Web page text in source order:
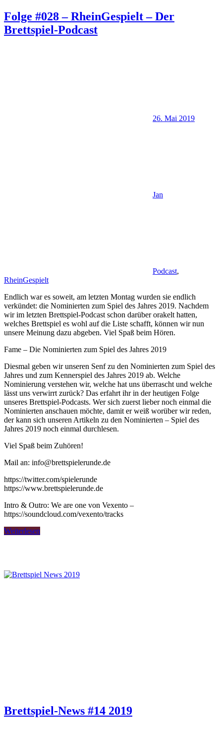
Folge #028 – RheinGespielt – Der
Brettspiel-Podcast
26. Mai 2019
Jan
Podcast,
RheinGespielt
Endlich war es soweit, am letzten Montag wurden sie endlich
verkündet: die Nominierten zum Spiel des Jahres 2019. Nachdem
wir im letzten Brettspiel-Podcast schon darüber orakelt hatten,
welches Brettspiel es wohl auf die Liste schafft, können wir nun
unsere Meinung dazu abgeben. Viel Spaß beim Hören.
Fame – Die Nominierten zum Spiel des Jahres 2019
Diesmal geben wir unseren Senf zu den Nominierten zum Spiel des
Jahres und zum Kennerspiel des Jahres 2019 ab. Welche
Nominierung verstehen wir, welche hat uns überrascht und welche
lässt uns verwirrt zurück? Das erfahrt ihr in der heutigen Folge
unseres Brettspiel-Podcasts. Wer sich zuerst lieber noch einmal die
Nominierten anschauen möchte, damit er weiß worüber wir reden,
der kann sich unseren Artikeln zu den Nominierten – Spiel des
Jahres 2019 noch einmal durchlesen.
Viel Spaß beim Zuhören!
Mail an: info@brettspielerunde.de
https://twitter.com/spielerunde
https://www.brettspielerunde.de
Intro & Outro: We are one von Vexento –
https://soundcloud.com/vexento/tracks
Weiterlesen
Brettspiel-News #14 2019